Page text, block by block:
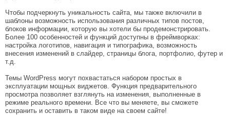
Чтобы подчеркнуть уникальность сайта, мы также включили в
шаблоны возможность использования различных типов постов,
блоков информации, которую вы хотели бы продемонстрировать.
Более 100 особенностей и функций доступны в фреймворках:
настройка логотипов, навигация и типографика, возможность
внесения изменений в слайдер, страницы блога, портфолио, футер и
т.д.
Темы WordPress могут похвастаться набором простых в
эксплуатации мощных виджетов. Функция предварительного
просмотра позволяет взглянуть на изменения, выполненные в
режиме реального времени. Все что вы меняете, вы сможете
сохранить и оставить в таком виде на своем сайте!